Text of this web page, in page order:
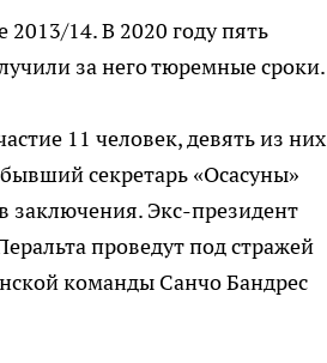
2013/14. В 2020 году пять
за него тюремные сроки.
11 человек, девять из них
секретарь «Осасуны»
заключения. Экс-президент
проведут под стражей
команды Санчо Бандрес